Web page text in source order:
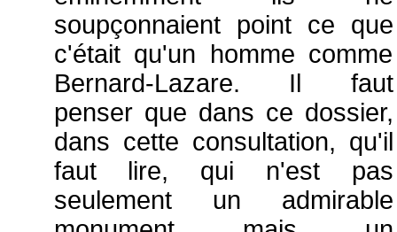
soupçonnaient point ce que
c'était qu'un homme comme
Bernard-Lazare. Il faut
penser que dans ce dossier,
dans cette consultation, qu'il
faut lire, qui n'est pas
seulement un admirable